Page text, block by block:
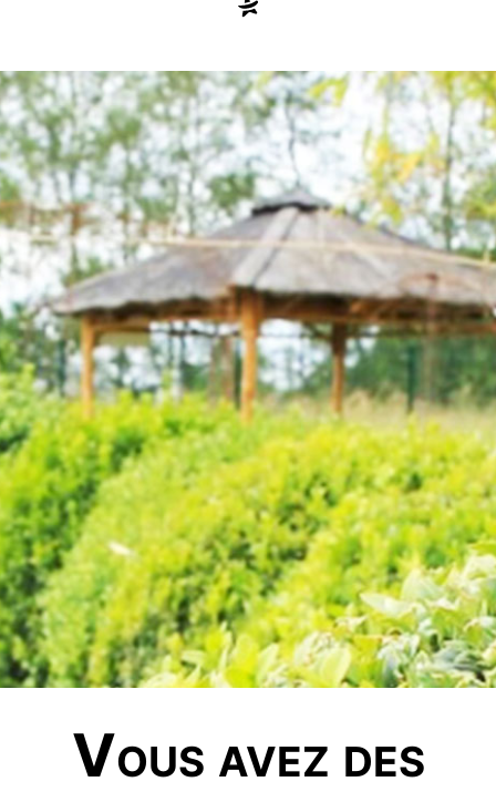
Vous avez des